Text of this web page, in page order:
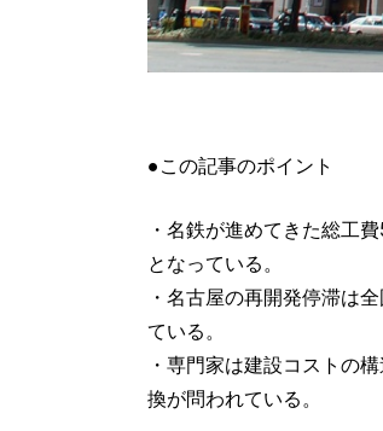
●この記事のポイント
・名鉄が進めてきた総工
となっている。
・名古屋の再開発停滞は
ている。
・専門家は建設コストの
換が問われている。